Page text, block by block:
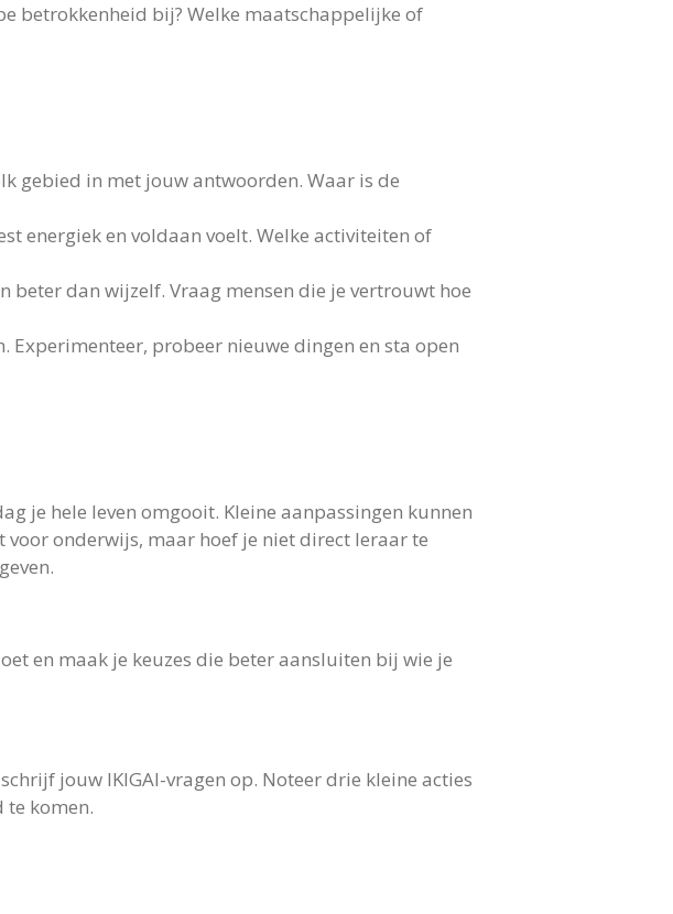
betrokkenheid bij? Welke maatschappelijke of
gebied in met jouw antwoorden. Waar is de
energiek en voldaan voelt. Welke activiteiten of
beter dan wijzelf. Vraag mensen die je vertrouwt hoe
Experimenteer, probeer nieuwe dingen en sta open
je hele leven omgooit. Kleine aanpassingen kunnen
voor onderwijs, maar hoef je niet direct leraar te
en maak je keuzes die beter aansluiten bij wie je
jouw IKIGAI-vragen op. Noteer drie kleine acties
te komen.